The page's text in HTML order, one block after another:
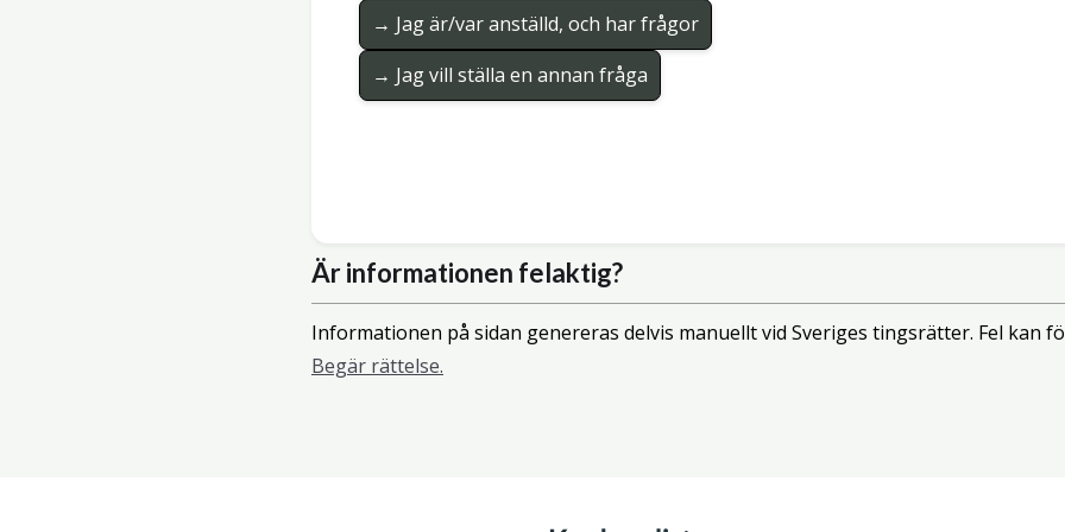
→ Jag är/var anställd, och har frågor
→ Jag vill ställa en annan fråga
Är informationen felaktig?
Informationen på sidan genereras delvis manuellt vid Sveriges tingsrätter. Fel kan
Begär rättelse.